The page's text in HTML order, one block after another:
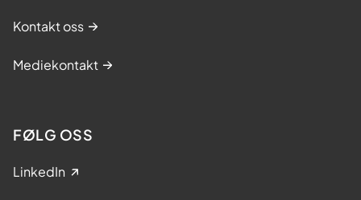
Kontakt oss
Mediekontakt
FØLG OSS
LinkedIn